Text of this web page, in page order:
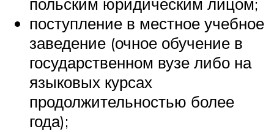
поступление в местное учебное
заведение (очное обучение в
государственном вузе либо на
языковых курсах
продолжительностью более
года);